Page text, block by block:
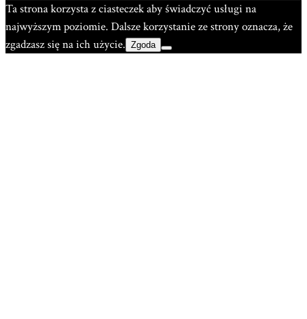
Ta strona korzysta z ciasteczek aby świadczyć usługi na
najwyższym poziomie. Dalsze korzystanie ze strony oznacza, że
zgadzasz się na ich użycie. Zgoda